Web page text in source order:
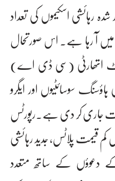
رہائشی اسکیموں کی تعداد
آ رہا ہے۔ اس صورتحال
اتھارٹی (سی ڈی اے)
سوسائٹیوں اور ایگرو
جاری کر دی ہے۔رپورٹس
قیمت پلاٹس، جدید رہائشی
دعوؤں کے ساتھ متعدد